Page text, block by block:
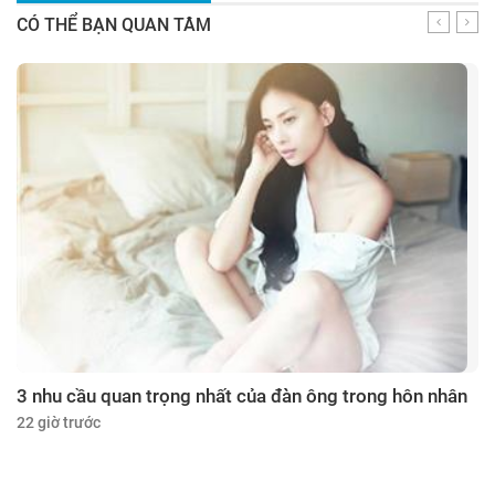
CÓ THỂ BẠN QUAN TÂM
3 nhu cầu quan trọng nhất của đàn ông trong hôn nhân
22 giờ trước